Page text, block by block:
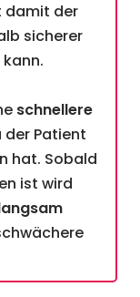
damit der
sicherer
schnellere
der Patient
hat. Sobald
ist wird